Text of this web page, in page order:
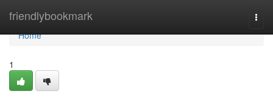
friendlybookmark
Home
Home
1